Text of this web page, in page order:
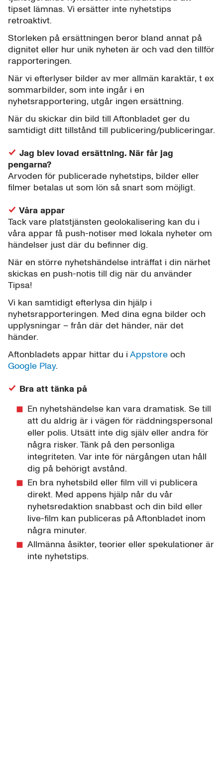
tipset lämnas. Vi ersätter inte nyhetstips
retroaktivt.
Storleken på ersättningen beror bland annat på
dignitet eller hur unik nyheten är och vad den tillför
rapporteringen.
När vi efterlyser bilder av mer allmän karaktär, t ex
sommarbilder, som inte ingår i en
nyhetsrapportering, utgår ingen ersättning.
När du skickar din bild till Aftonbladet ger du
samtidigt ditt tillstånd till publicering/publiceringar.
Jag blev lovad ersättning. När får jag
pengarna?
Arvoden för publicerade nyhetstips, bilder eller
filmer betalas ut som lön så snart som möjligt.
Våra appar
Tack vare platstjänsten geolokalisering kan du i
våra appar få push-notiser med lokala nyheter om
händelser just där du befinner dig.
När en större nyhetshändelse inträffat i din närhet
skickas en push-notis till dig när du använder
Tipsa!
Vi kan samtidigt efterlysa din hjälp i
nyhetsrapporteringen. Med dina egna bilder och
upplysningar – från där det händer, när det
händer.
Aftonbladets appar hittar du i Appstore och
Google Play.
Bra att tänka på
En nyhetshändelse kan vara dramatisk. Se till
att du aldrig är i vägen för räddningspersonal
eller polis. Utsätt inte dig själv eller andra för
några risker. Tänk på den personliga
integriteten. Var inte för närgången utan håll
dig på behörigt avstånd.
En bra nyhetsbild eller film vill vi publicera
direkt. Med appens hjälp når du vår
nyhetsredaktion snabbast och din bild eller
live-film kan publiceras på Aftonbladet inom
några minuter.
Allmänna åsikter, teorier eller spekulationer är
inte nyhetstips.